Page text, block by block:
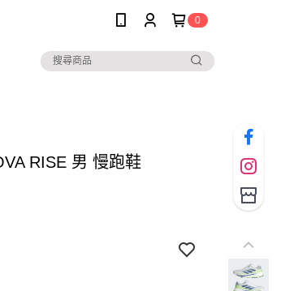
0
RISE 男 慢跑鞋